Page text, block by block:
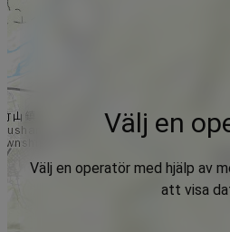
Välj en
Välj en operatör med hjälp av
att visa